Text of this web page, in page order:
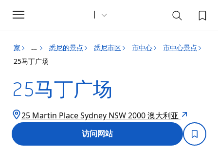
Toggle
navigation
家 ... 悉尼的景点 悉尼市区 市中心
市中心景点
25马丁广场
25马丁广场
25 Martin Place Sydney NSW 2000 澳大利亚
访问网站